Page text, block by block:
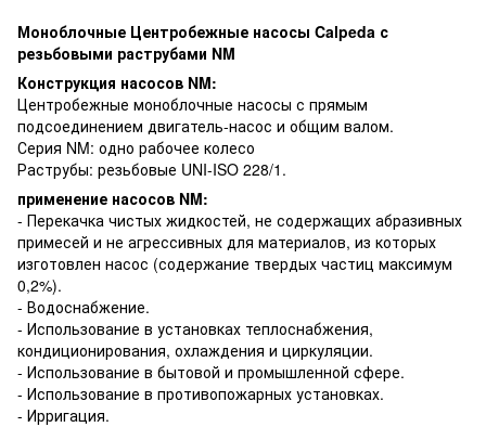
Моноблочные Центробежные насосы Calpeda с
резьбовыми раструбами NM
Конструкция насосов NM:
Центробежные моноблочные насосы с прямым
подсоединением двигатель-насос и общим валом.
Серия NM: одно рабочее колесо
Раструбы: резьбовые UNI-ISO 228/1.
применение насосов NM:
- Перекачка чистых жидкостей, не содержащих абразивных
примесей и не агрессивных для материалов, из которых
изготовлен насос (содержание твердых частиц максимум
0,2%).
- Водоснабжение.
- Использование в установках теплоснабжения,
кондиционирования, охлаждения и циркуляции.
- Использование в бытовой и промышленной сфере.
- Использование в противопожарных установках.
- Ирригация.